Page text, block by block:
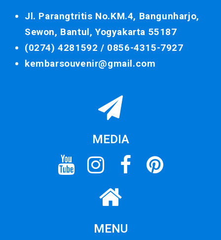
Jl. Parangtritis No.KM.4, Bangunharjo,
Sewon, Bantul, Yogyakarta 55187
(0274) 4281592 / 0856-4315-7927
kembarsouvenir@gmail.com
MEDIA
MENU